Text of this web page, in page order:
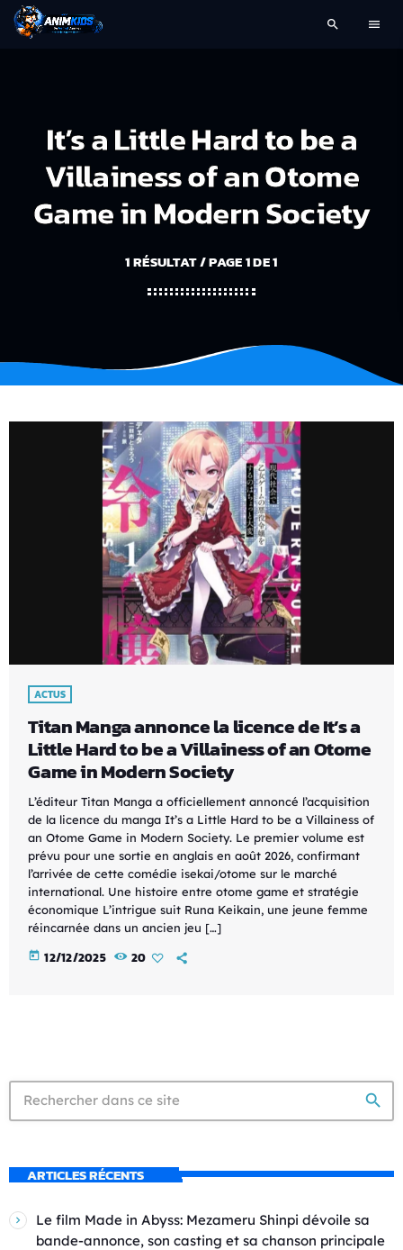
search menu
It’s a Little Hard to be a
Villainess of an Otome
Game in Modern Society
1 RÉSULTAT / PAGE 1 DE 1
ACTUS
Titan Manga annonce la licence de It’s a
Little Hard to be a Villainess of an Otome
Game in Modern Society
L’éditeur Titan Manga a officiellement annoncé l’acquisition
de la licence du manga It’s a Little Hard to be a Villainess of
an Otome Game in Modern Society. Le premier volume est
prévu pour une sortie en anglais en août 2026, confirmant
l’arrivée de cette comédie isekai/otome sur le marché
international. Une histoire entre otome game et stratégie
économique L’intrigue suit Runa Keikain, une jeune femme
réincarnée dans un ancien jeu […]
today 12/12/2025 20
search
ARTICLES RÉCENTS
Le film Made in Abyss: Mezameru Shinpi dévoile sa
bande-annonce, son casting et sa chanson principale